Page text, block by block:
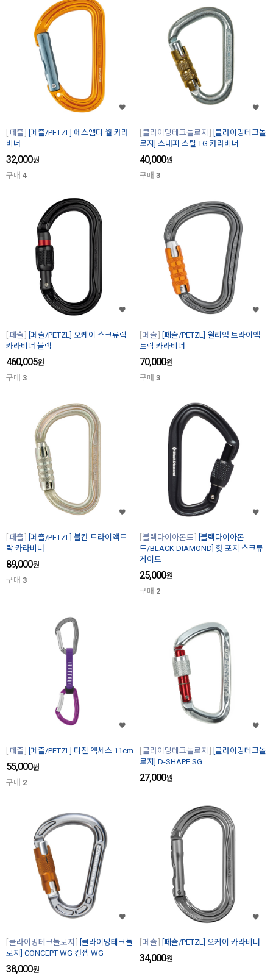
페츨
[페츨/PETZL] 에스앰디 월 카라
비너
32,000원
구매 4
클라이밍테크놀로지
[클라이밍테크놀
로지] 스내피 스틸 TG 카라비너
40,000원
구매 3
페츨
[페츨/PETZL] 오케이 스크류락
카라비너 블랙
460,005원
구매 3
페츨
[페츨/PETZL] 윌리엄 트라이액
트락 카라비너
70,000원
구매 3
페츨
[페츨/PETZL] 불칸 트라이액트
락 카라비너
89,000원
구매 3
블랙다이아몬드
[블랙다이아몬
드/BLACK DIAMOND] 핫 포지 스크류
게이트
25,000원
구매 2
페츨 [페츨/PETZL] 디진 액세스 11cm
55,000원
구매 2
클라이밍테크놀로지
[클라이밍테크놀
로지] D-SHAPE SG
27,000원
클라이밍테크놀로지
[클라이밍테크놀
로지] CONCEPT WG 컨셉 WG
38,000원
페츨 [페츨/PETZL] 오케이 카라비너
34,000원